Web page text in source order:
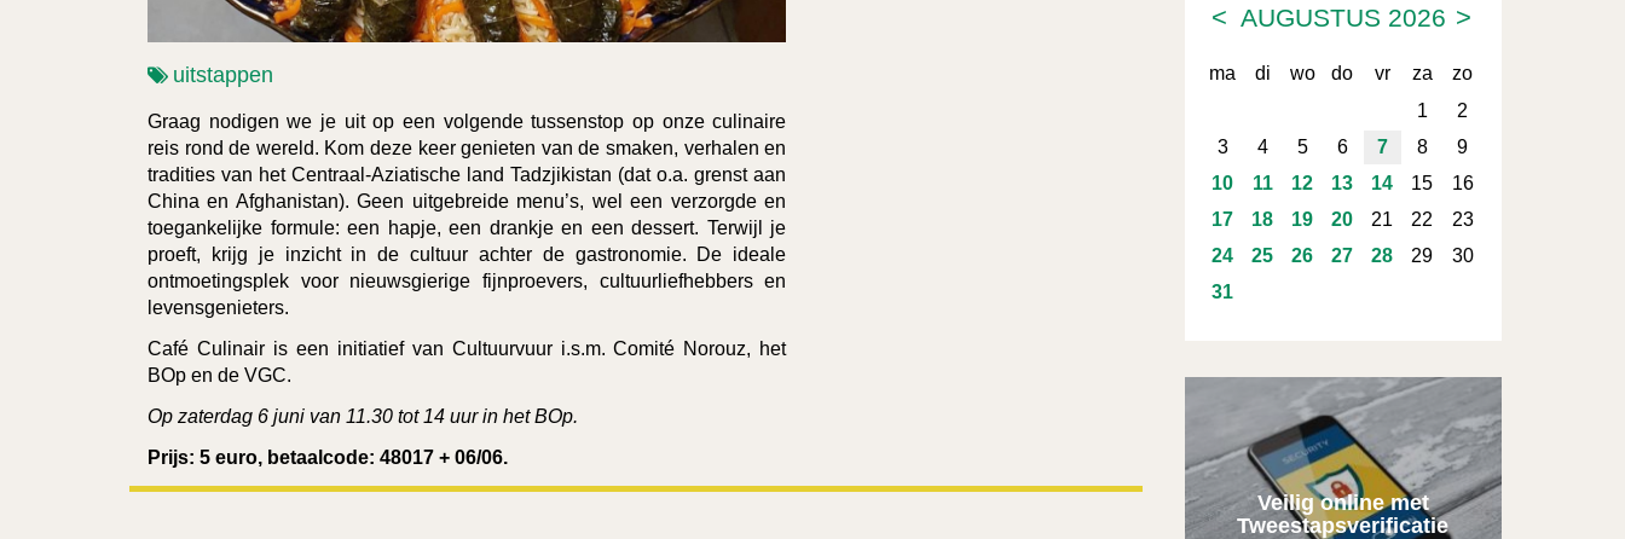
uitstappen
Graag nodigen we je uit op een volgende tussenstop op onze culinaire
reis rond de wereld. Kom deze keer genieten van de smaken, verhalen en
tradities van het Centraal-Aziatische land Tadzjikistan (dat o.a. grenst aan
China en Afghanistan). Geen uitgebreide menu’s, wel een verzorgde en
toegankelijke formule: een hapje, een drankje en een dessert. Terwijl je
proeft, krijg je inzicht in de cultuur achter de gastronomie. De ideale
ontmoetingsplek voor nieuwsgierige fijnproevers, cultuurliefhebbers en
levensgenieters.
Café Culinair is een initiatief van Cultuurvuur i.s.m. Comité Norouz, het
BOp en de VGC.
Op zaterdag 6 juni van 11.30 tot 14 uur in het BOp.
Prijs: 5 euro, betaalcode: 48017 + 06/06.
< >
AUGUSTUS 2026
ma di wo do vr za
zo
1
2
3
4 5 6 7 8
9
10
11 12 13 14 15
16
17
18 19 20 21 22
23
24
25 26 27 28 29
30
31
Veilig online met
Tweestapsverificatie